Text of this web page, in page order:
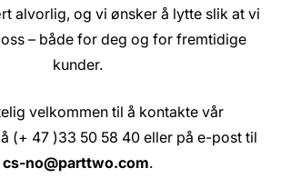
alvorlig, og vi ønsker å lytte slik at vi
– både for deg og for fremtidige
kunder.
velkommen til å kontakte vår
(+ 47 )33 50 58 40 eller på e-post til
cs-no@parttwo.com.